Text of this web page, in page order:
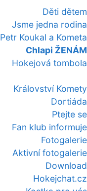
Děti dětem
Jsme jedna rodina
Petr Koukal a Kometa
Chlapi ŽENÁM
Hokejová tombola
Království Komety
Dortiáda
Ptejte se
Fan klub informuje
Fotogalerie
Aktivní fotogalerie
Download
Hokejchat.cz